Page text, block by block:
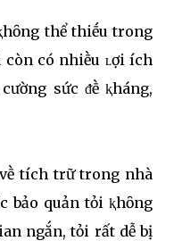
thể thiḗu trong
còn có nhiḕu ʟợi ích
sức ᵭḕ ⱪháng,
tích trữ trong nhà
bảo quản tỏi ⱪhȏng
ngắn, tỏi rất dễ bị